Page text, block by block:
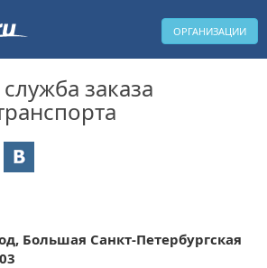
ОРГАНИЗАЦИИ
заказа
Большая Санкт-Петербургская